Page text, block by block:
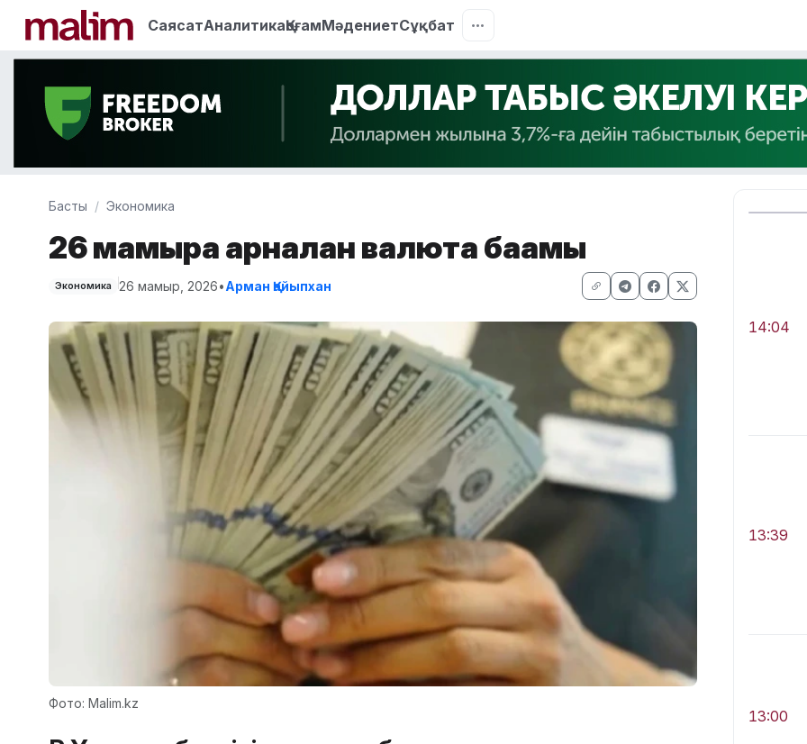
СаясатАналитикаҚоғамМәдениетСұқбат
Басты Экономика
26 мамырға арналған валюта бағамы
Экономика 26 мамыр, 2026•Арман Қайыпхан
Фото: Malim.kz
14:04
13:39
13:00